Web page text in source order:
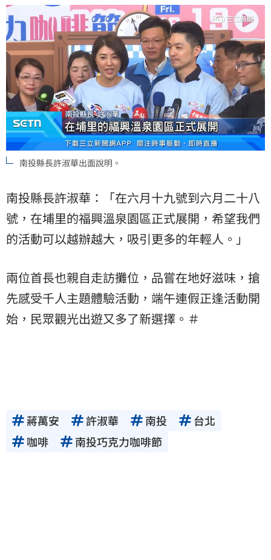
南投縣長許淑華出面說明。
南投縣長許淑華：「在六月十九號到六月二十八
號，在埔里的福興溫泉園區正式展開，希望我們
的活動可以越辦越大，吸引更多的年輕人。」
兩位首長也親自走訪攤位，品嘗在地好滋味，搶
先感受千人主題體驗活動，端午連假正逢活動開
始，民眾觀光出遊又多了新選擇。＃
蔣萬安 許淑華 南投
台北
咖啡
南投巧克力咖啡節